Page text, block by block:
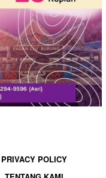
PRIVACY POLICY